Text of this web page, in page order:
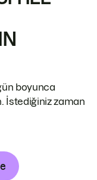
boyunca
İstediğiniz zaman